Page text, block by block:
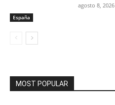
España
agosto 8, 2026
MOST POPULAR